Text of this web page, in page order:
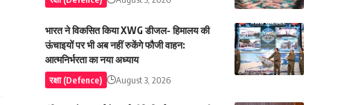
भारत ने विकसित किया XWG डीजल- हिमालय की
ऊंचाइयों पर भी अब नहीं रुकेंगे फौजी वाहन:
आत्मनिर्भरता का नया अध्याय
रक्षा (Defence) August 3, 2026